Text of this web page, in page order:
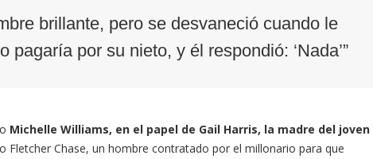
brillante, pero se desvaneció cuando le
pagaría por su nieto, y él respondió: ‘Nada’”
Michelle Williams, en el papel de Gail Harris, la madre del joven
Fletcher Chase, un hombre contratado por el millonario para que